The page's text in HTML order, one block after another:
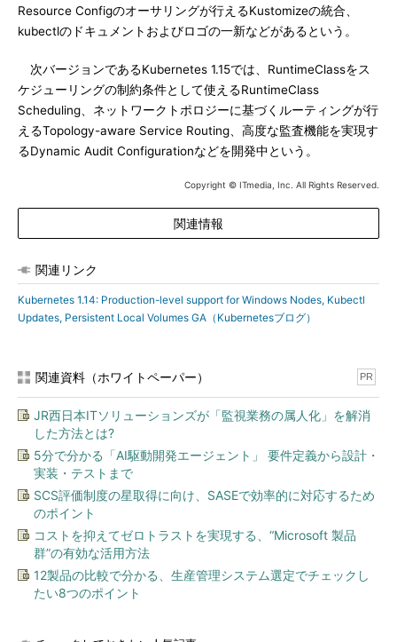
Resource Configのオーサリングが行えるKustomizeの統合、
kubectlのドキュメントおよびロゴの一新などがあるという。
次バージョンであるKubernetes 1.15では、RuntimeClassをス
ケジューリングの制約条件として使えるRuntimeClass
Scheduling、ネットワークトポロジーに基づくルーティングが行
えるTopology-aware Service Routing、高度な監査機能を実現す
るDynamic Audit Configurationなどを開発中という。
Copyright © ITmedia, Inc. All Rights Reserved.
関連情報
関連リンク
Kubernetes 1.14: Production-level support for Windows Nodes, Kubectl
Updates, Persistent Local Volumes GA（Kubernetesブログ）
関連資料（ホワイトペーパー） PR
JR西日本ITソリューションズが「監視業務の属人化」を解消
した方法とは?
5分で分かる「AI駆動開発エージェント」 要件定義から設計・
実装・テストまで
SCS評価制度の星取得に向け、SASEで効率的に対応するため
のポイント
コストを抑えてゼロトラストを実現する、“Microsoft 製品
群”の有効な活用方法
12製品の比較で分かる、生産管理システム選定でチェックし
たい8つのポイント